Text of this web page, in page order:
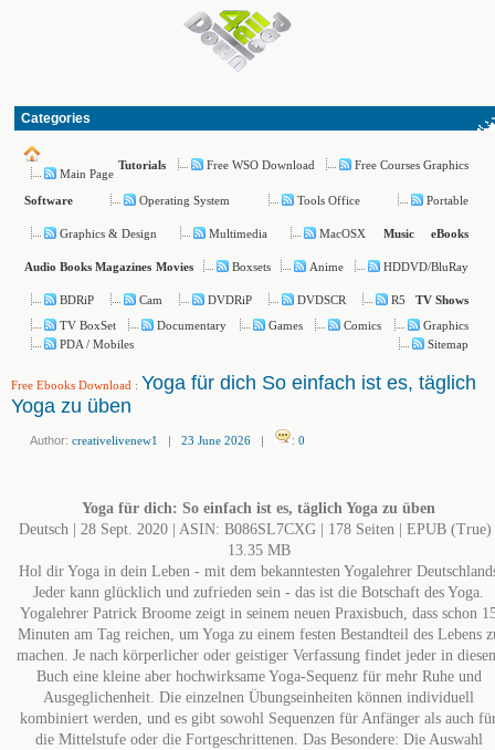
Categories
Main Page
Tutorials Free WSO Download Free Courses Graphics
Software Operating System Tools Office Portable
Graphics & Design Multimedia MacOSX Music eBooks
Audio Books Magazines Movies Boxsets Anime HDDVD/BluRay
BDRiP Cam DVDRiP DVDSCR R5
TV Shows
TV BoxSet
Documentary Games Comics
Graphics
PDA / Mobiles
Sitemap
Free Ebooks Download : Yoga für dich So einfach ist es, täglich
Yoga zu üben
Author: creativelivenew1 | 23 June 2026 | : 0
Yoga für dich: So einfach ist es, täglich Yoga zu üben
Deutsch | 28 Sept. 2020 | ASIN: B086SL7CXG | 178 Seiten | EPUB (True)
13.35 MB
Hol dir Yoga in dein Leben - mit dem bekanntesten Yogalehrer
Jeder kann glücklich und zufrieden sein - das ist die Botschaft des Yoga.
Yogalehrer Patrick Broome zeigt in seinem neuen Praxisbuch, dass schon
Minuten am Tag reichen, um Yoga zu einem festen Bestandteil des Lebens
machen. Je nach körperlicher oder geistiger Verfassung findet jeder in
Buch eine kleine aber hochwirksame Yoga-Sequenz für mehr Ruhe und
Ausgeglichenheit. Die einzelnen Übungseinheiten können individuell
kombiniert werden, und es gibt sowohl Sequenzen für Anfänger als auch
die Mittelstufe oder die Fortgeschrittenen. Das Besondere: Die Auswahl